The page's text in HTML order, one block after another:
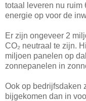
totaal leveren nu
energie op voor de
Er zijn ongeveer 2
CO₂ neutraal te zijn.
miljoen panelen op
zonnepanelen in
Ook op bedrijfsdaken
bijgekomen dan in